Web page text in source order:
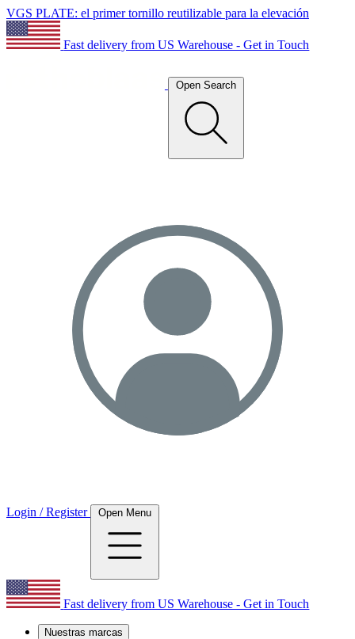
VGS PLATE: el primer tornillo reutilizable para la elevación
Fast delivery from US Warehouse - Get in Touch
Open Search
Login / Register Open Menu
Fast delivery from US Warehouse - Get in Touch
Nuestras marcas